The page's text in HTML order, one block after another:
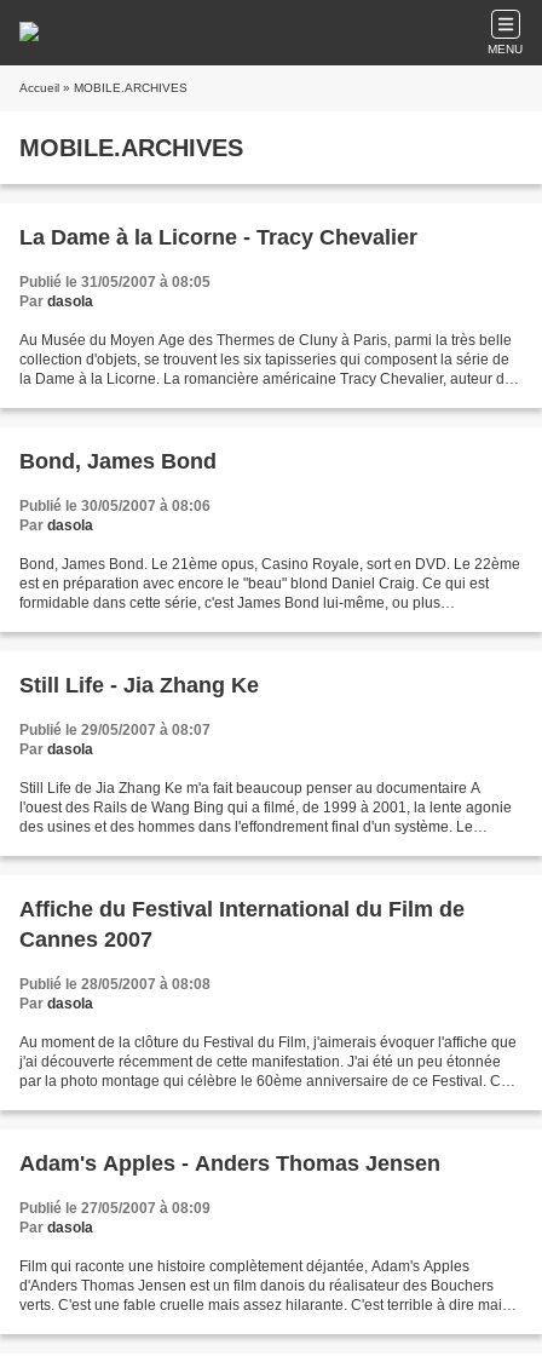
MENU
Accueil » MOBILE.ARCHIVES
MOBILE.ARCHIVES
La Dame à la Licorne - Tracy Chevalier
Publié le 31/05/2007 à 08:05
Par dasola
Au Musée du Moyen Age des Thermes de Cluny à Paris, parmi la très belle
collection d'objets, se trouvent les six tapisseries qui composent la série de
la Dame à la Licorne. La romancière américaine Tracy Chevalier, auteur de
Bond, James Bond
Publié le 30/05/2007 à 08:06
Par dasola
Bond, James Bond. Le 21ème opus, Casino Royale, sort en DVD. Le 22ème
est en préparation avec encore le "beau" blond Daniel Craig. Ce qui est
formidable dans cette série, c'est James Bond lui-même, ou plus
Still Life - Jia Zhang Ke
Publié le 29/05/2007 à 08:07
Par dasola
Still Life de Jia Zhang Ke m'a fait beaucoup penser au documentaire A
l'ouest des Rails de Wang Bing qui a filmé, de 1999 à 2001, la lente agonie
des usines et des hommes dans l'effondrement final d'un système. Le
Affiche du Festival International du Film de
Cannes 2007
Publié le 28/05/2007 à 08:08
Par dasola
Au moment de la clôture du Festival du Film, j'aimerais évoquer l'affiche que
j'ai découverte récemment de cette manifestation. J'ai été un peu étonnée
par la photo montage qui célèbre le 60ème anniversaire de ce Festival. Cela
Adam's Apples - Anders Thomas Jensen
Publié le 27/05/2007 à 08:09
Par dasola
Film qui raconte une histoire complètement déjantée, Adam's Apples
d'Anders Thomas Jensen est un film danois du réalisateur des Bouchers
verts. C'est une fable cruelle mais assez hilarante. C'est terrible à dire mais